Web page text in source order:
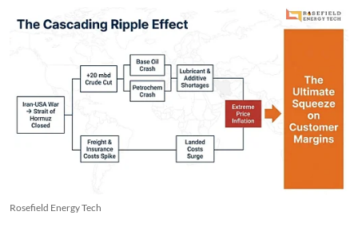
Rosefield Energy Tech